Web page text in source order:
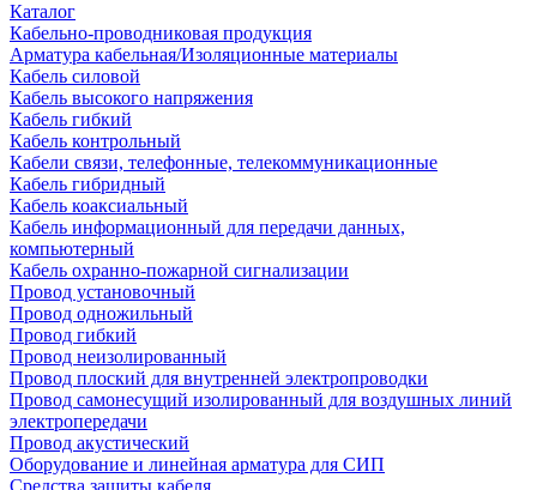
Каталог
Кабельно-проводниковая продукция
Арматура кабельная/Изоляционные материалы
Кабель силовой
Кабель высокого напряжения
Кабель гибкий
Кабель контрольный
Кабели связи, телефонные, телекоммуникационные
Кабель гибридный
Кабель коаксиальный
Кабель информационный для передачи данных,
компьютерный
Кабель охранно-пожарной сигнализации
Провод установочный
Провод одножильный
Провод гибкий
Провод неизолированный
Провод плоский для внутренней электропроводки
Провод самонесущий изолированный для воздушных линий
электропередачи
Провод акустический
Оборудование и линейная арматура для СИП
Средства защиты кабеля